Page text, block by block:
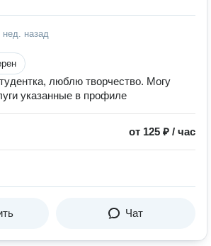
нед. назад
люблю творчество. Могу
указанные в профиле
от 125 ₽ / час
Чат